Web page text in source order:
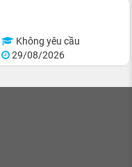
Không yêu cầu
29/08/2026